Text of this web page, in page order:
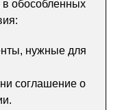
в обособленных
нужные для
соглашение о